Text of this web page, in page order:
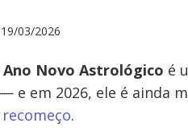
19/03/2026
Novo Astrológico é
e em 2026, ele é ainda
.